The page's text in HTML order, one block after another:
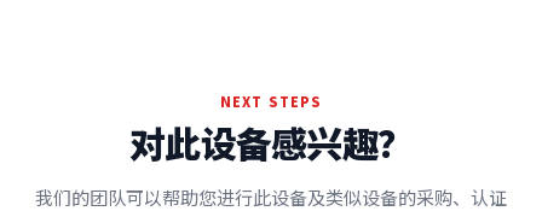
NEXT STEPS
对此设备感兴趣？
我们的团队可以帮助您进行此设备及类似设备的采购、认证